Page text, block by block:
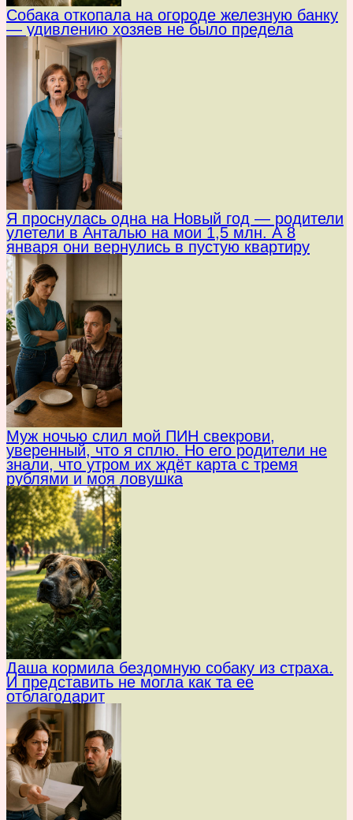
Собака откопала на огороде железную банку
— удивлению хозяев не было предела
Я проснулась одна на Новый год — родители
улетели в Анталью на мои 1,5 млн. А 8
января они вернулись в пустую квартиру
Муж ночью слил мой ПИН свекрови,
уверенный, что я сплю. Но его родители не
знали, что утром их ждёт карта с тремя
рублями и моя ловушка
Даша кормила бездомную собаку из страха.
И представить не могла как та ее
отблагодарит